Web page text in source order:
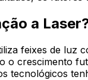
a
feixes de luz
o crescimento
tecnológicos